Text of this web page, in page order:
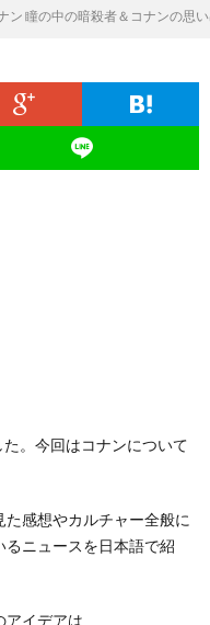
ン 瞳の中の暗殺者＆コナンの思
。今回はコナンについて
感想やカルチャー全般に
ニュースを日本語で紹
アイデアは